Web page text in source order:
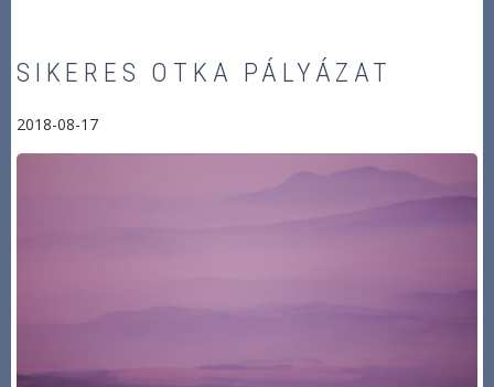
SIKERES OTKA PÁLYÁZAT
2018-08-17